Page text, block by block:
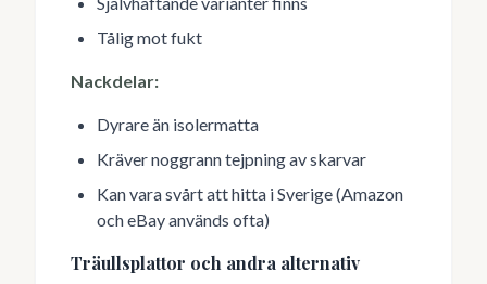
Tålig mot fukt
Nackdelar:
Dyrare än isolermatta
Kräver noggrann tejpning av skarvar
Kan vara svårt att hitta i Sverige (Amazon
och eBay används ofta)
Träullsplattor och andra alternativ